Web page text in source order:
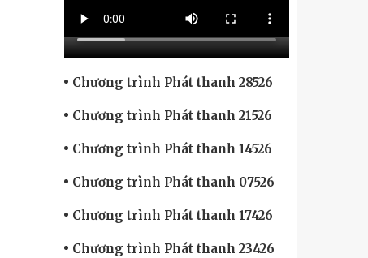
Chương trình Phát thanh 28526
Chương trình Phát thanh 21526
Chương trình Phát thanh 14526
Chương trình Phát thanh 07526
Chương trình Phát thanh 17426
Chương trình Phát thanh 23426